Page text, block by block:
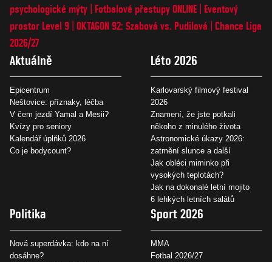
psychologické mýty
Fotbalové přestupy ONLINE
Eventový
prostor Level 9 OKTAGON 92: Szabová vs. Pudilová
Chance Liga
2026/27
Aktuálně
Epicentrum
Neštovice: příznaky, léčba
V čem jezdí Yamal a Mesii?
Kvízy pro seniory
Kalendář úplňků 2026
Co je bodycount?
Léto 2026
Karlovarský filmový festival
2026
Znamení, že jste potkali
někoho z minulého života
Astronomické úkazy 2026:
zatmění slunce a další
Jak obléci miminko při
vysokých teplotách?
Jak na dokonalé letní mojito
6 lehkých letních salátů
Politika
Nová superdávka: kdo na ní
dosáhne?
Sport 2026
MMA
Fotbal 2026/27